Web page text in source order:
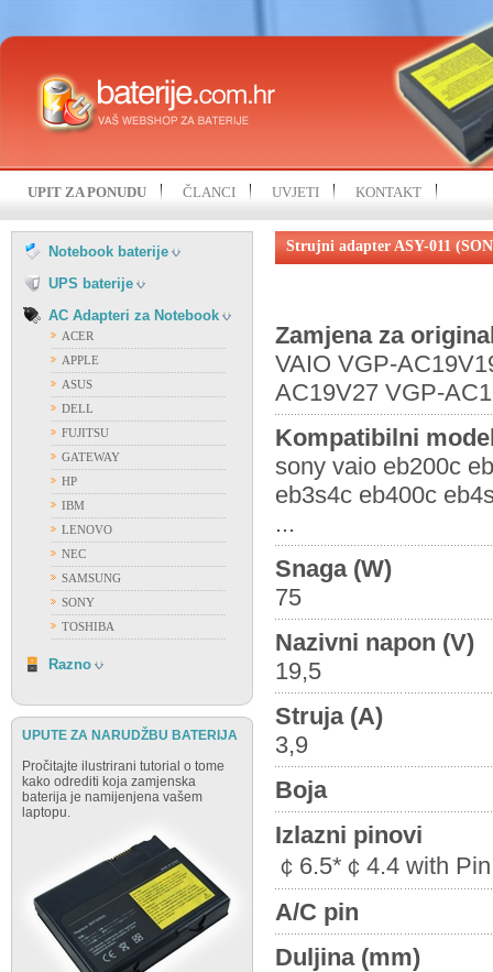
UPIT ZA PONUDU ČLANCI UVJETI KONTAKT
Notebook baterije
LENOVO
MITAC
MSI
SAMSUNG
SONY
TOSHIBA
UNIWILL
UPS baterije
FIRST POWER
OSTALI PROIZVOĐAČI
VISION
AC Adapteri za Notebook
ACER
APPLE
ASUS
DELL
FUJITSU
GATEWAY
HP
IBM
LENOVO
NEC
SAMSUNG
SONY
TOSHIBA
Razno
UPUTE ZA NARUDŽBU BATERIJA
Pročitajte ilustrirani tutorial o tome
kako odrediti koja zamjenska
baterija je namijenjena vašem
laptopu.
Strujni adapter ASY-011
Zamjena za
VAIO VGP-
AC19V27 VGP-
Kompatibilni
sony vaio eb200c
eb3s4c eb400c
...
Snaga (W)
75
Nazivni napon (V)
19,5
Struja (A)
3,9
Boja
Izlazni pinovi
￠6.5*￠4.4 with
A/C pin
Duljina (mm)